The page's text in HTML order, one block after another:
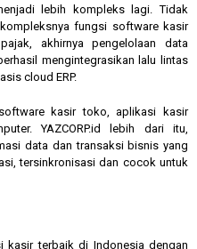
lebih kompleks lagi. Tidak
fungsi software kasir
akhirnya pengelolaan data
mengintegrasikan lalu lintas
cloud ERP.
kasir toko, aplikasi kasir
YAZCORP.id lebih dari itu,
data dan transaksi bisnis yang
tersinkronisasi dan cocok untuk
kasir terbaik di Indonesia dengan